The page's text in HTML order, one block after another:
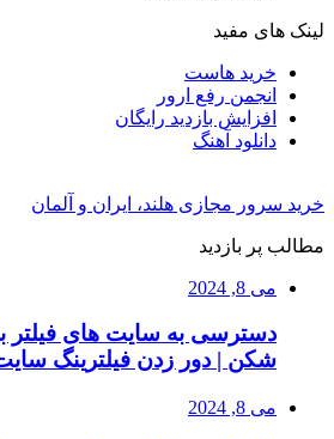
لینک های مفید
خرید هاست
انجمن رفع ارور
افزایش بازدید رایگان
دانلود آهنگ
خرید سرور مجازی هلند، ایران و آلمان
مطالب پر بازدید
می 8, 2024
دسترسی به سایت های فیلتر
شکن | دور زدن فیلترینگ
می 8, 2024